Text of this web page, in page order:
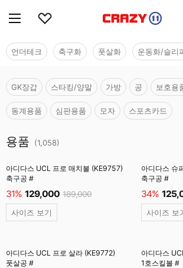
언더테크 축구화 풋살화 운동화/슬리
GK장갑 스타킹/양말 가방 공 보호용
동계용품 심판용품 모자 스포츠카드
용품 (1,058)
아디다스 UCL 프로 매치볼 (KE9757)
축구공 #
31% 129,000 189,000
사이즈 보기
아디다스 슈
축구공 #
34%
사이즈 보
아디다스 UCL 프로 살라 (KE9772)
풋살공 #
아디다스
1호스킬볼 #